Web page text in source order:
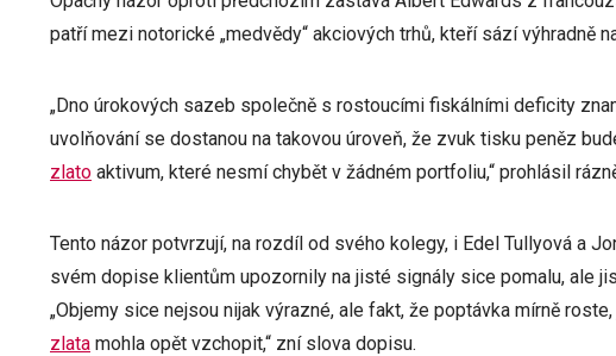
patří mezi notorické „medvědy“ akciových trhů, kteří sází výhradně
„Dno úrokových sazeb společně s rostoucími fiskálními deficity
uvolňování se dostanou na takovou úroveň, že zvuk tisku peněz
zlato aktivum, které nesmí chybět v žádném portfoliu,“ prohlásil
Tento názor potvrzují, na rozdíl od svého kolegy, i Edel Tullyová a
svém dopise klientům upozornily na jisté signály sice pomalu, ale
„Objemy sice nejsou nijak výrazné, ale fakt, že poptávka mírně
zlata mohla opět vzchopit,“ zní slova dopisu.